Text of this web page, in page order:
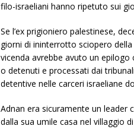
filo-israeliani hanno ripetuto sui
Se l’ex prigioniero palestinese,
giorni di ininterrotto sciopero
vicenda avrebbe avuto un
o detenuti e processati dai
detentive nelle carceri israeliane
Adnan era sicuramente un
dalla sua umile casa nel villaggio